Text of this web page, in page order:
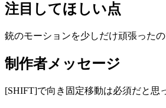
注目してほしい点
銃のモーションを少しだけ頑張った
制作者メッセージ
[SHIFT]で向き固定移動は必須だと思